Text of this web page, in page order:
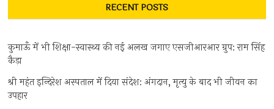
RECENT POSTS
कुमाऊँ में भी शिक्षा-स्वास्थ्य की नई अलख जगाए एसजीआरआर ग्रुप: राम सिंह
कैड़ा
श्री महंत इन्दिरेश अस्पताल में दिया संदेश: अंगदान, मृत्यु के बाद भी जीवन का
उपहार